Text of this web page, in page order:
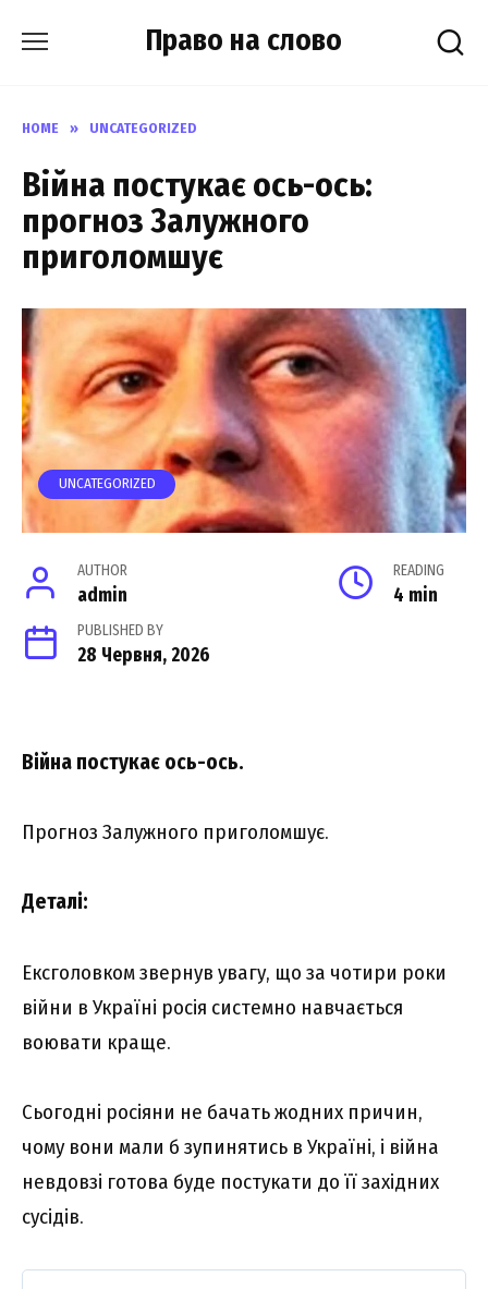
Право на слово
HOME » UNCATEGORIZED
Вiйна пocтукає оcь-оcь:
пpогноз 3алyжного
пpиголoмшує
UNCATEGORIZED
AUTHOR
admin
READING
4 min
PUBLISHED BY
28 Червня, 2026
Вiйна пocтукає оcь-оcь.
Пpогноз Залyжного пpиголoмшує.
Деталі:
Ексголовком звернув увагу, що за чотири роки
війни в Україні pосія системно навчається
воювати краще.
Сьогодні росіяни не бачать жодних причин,
чому вони мали б зупинятись в Україні, і війна
невдовзі готова буде постукати до її західних
сусідів.